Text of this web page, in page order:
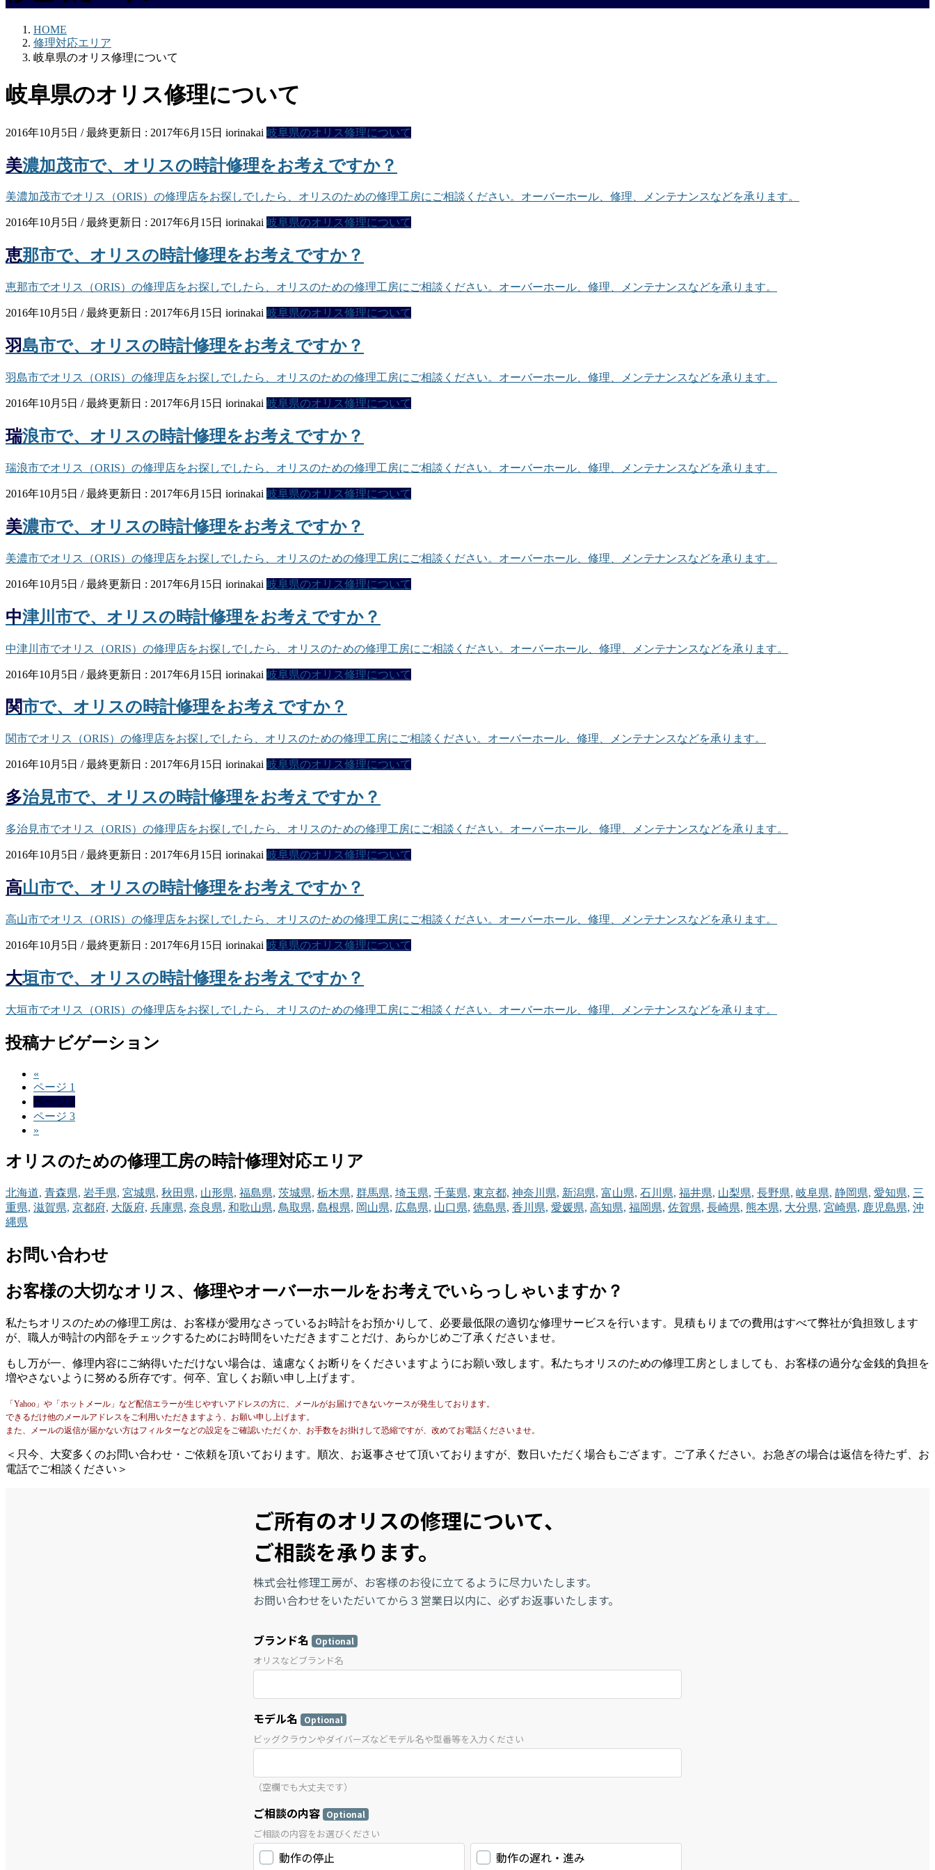
HOME
修理対応エリア
岐阜県のオリス修理について
岐阜県のオリス修理について
2016年10月5日 / 最終更新日 : 2017年6月15日 iorinakai 岐阜県のオリス修理について
美濃加茂市で、オリスの時計修理をお考えですか？
美濃加茂市でオリス（ORIS）の修理店をお探しでしたら、オリスのための修理工房にご相談ください。オーバーホール、修理、メンテナンスなどを承ります。
2016年10月5日 / 最終更新日 : 2017年6月15日 iorinakai 岐阜県のオリス修理について
恵那市で、オリスの時計修理をお考えですか？
恵那市でオリス（ORIS）の修理店をお探しでしたら、オリスのための修理工房にご相談ください。オーバーホール、修理、メンテナンスなどを承ります。
2016年10月5日 / 最終更新日 : 2017年6月15日 iorinakai 岐阜県のオリス修理について
羽島市で、オリスの時計修理をお考えですか？
羽島市でオリス（ORIS）の修理店をお探しでしたら、オリスのための修理工房にご相談ください。オーバーホール、修理、メンテナンスなどを承ります。
2016年10月5日 / 最終更新日 : 2017年6月15日 iorinakai 岐阜県のオリス修理について
瑞浪市で、オリスの時計修理をお考えですか？
瑞浪市でオリス（ORIS）の修理店をお探しでしたら、オリスのための修理工房にご相談ください。オーバーホール、修理、メンテナンスなどを承ります。
2016年10月5日 / 最終更新日 : 2017年6月15日 iorinakai 岐阜県のオリス修理について
美濃市で、オリスの時計修理をお考えですか？
美濃市でオリス（ORIS）の修理店をお探しでしたら、オリスのための修理工房にご相談ください。オーバーホール、修理、メンテナンスなどを承ります。
2016年10月5日 / 最終更新日 : 2017年6月15日 iorinakai 岐阜県のオリス修理について
中津川市で、オリスの時計修理をお考えですか？
中津川市でオリス（ORIS）の修理店をお探しでしたら、オリスのための修理工房にご相談ください。オーバーホール、修理、メンテナンスなどを承ります。
2016年10月5日 / 最終更新日 : 2017年6月15日 iorinakai 岐阜県のオリス修理について
関市で、オリスの時計修理をお考えですか？
関市でオリス（ORIS）の修理店をお探しでしたら、オリスのための修理工房にご相談ください。オーバーホール、修理、メンテナンスなどを承ります。
2016年10月5日 / 最終更新日 : 2017年6月15日 iorinakai 岐阜県のオリス修理について
多治見市で、オリスの時計修理をお考えですか？
多治見市でオリス（ORIS）の修理店をお探しでしたら、オリスのための修理工房にご相談ください。オーバーホール、修理、メンテナンスなどを承ります。
2016年10月5日 / 最終更新日 : 2017年6月15日 iorinakai 岐阜県のオリス修理について
高山市で、オリスの時計修理をお考えですか？
高山市でオリス（ORIS）の修理店をお探しでしたら、オリスのための修理工房にご相談ください。オーバーホール、修理、メンテナンスなどを承ります。
2016年10月5日 / 最終更新日 : 2017年6月15日 iorinakai 岐阜県のオリス修理について
大垣市で、オリスの時計修理をお考えですか？
大垣市でオリス（ORIS）の修理店をお探しでしたら、オリスのための修理工房にご相談ください。オーバーホール、修理、メンテナンスなどを承ります。
投稿ナビゲーション
«
ページ 1
ページ 2
ページ 3
»
オリスのための修理工房の時計修理対応エリア
北海道, 青森県, 岩手県, 宮城県, 秋田県, 山形県, 福島県, 茨城県, 栃木県, 群馬県, 埼玉県, 千葉県, 東京都, 神奈川県, 新潟県, 富山県, 石川県, 福井県, 山梨県, 長野県, 岐阜県, 静岡県, 愛知県, 三
重県, 滋賀県, 京都府, 大阪府, 兵庫県, 奈良県, 和歌山県, 鳥取県, 島根県, 岡山県, 広島県, 山口県, 徳島県, 香川県, 愛媛県, 高知県, 福岡県, 佐賀県, 長崎県, 熊本県, 大分県, 宮崎県, 鹿児島県, 沖
縄県
お問い合わせ
お客様の大切なオリス、修理やオーバーホールをお考えでいらっしゃいますか？
私たちオリスのための修理工房は、お客様が愛用なさっているお時計をお預かりして、必要最低限の適切な修理サービスを行います。見積もりまでの費用はすべて弊社が負担致します
が、職人が時計の内部をチェックするためにお時間をいただきますことだけ、あらかじめご了承くださいませ。
もし万が一、修理内容にご納得いただけない場合は、遠慮なくお断りをくださいますようにお願い致します。私たちオリスのための修理工房としましても、お客様の過分な金銭的負担を
増やさないように努める所存です。何卒、宜しくお願い申し上げます。
「Yahoo」や「ホットメール」など配信エラーが生じやすいアドレスの方に、メールがお届けできないケースが発生しております。
できるだけ他のメールアドレスをご利用いただきますよう、お願い申し上げます。
また、メールの返信が届かない方はフィルターなどの設定をご確認いただくか、お手数をお掛けして恐縮ですが、改めてお電話くださいませ。
＜只今、大変多くのお問い合わせ・ご依頼を頂いております。順次、お返事させて頂いておりますが、数日いただく場合もござます。ご了承ください。お急ぎの場合は返信を待たず、お
電話でご相談ください＞